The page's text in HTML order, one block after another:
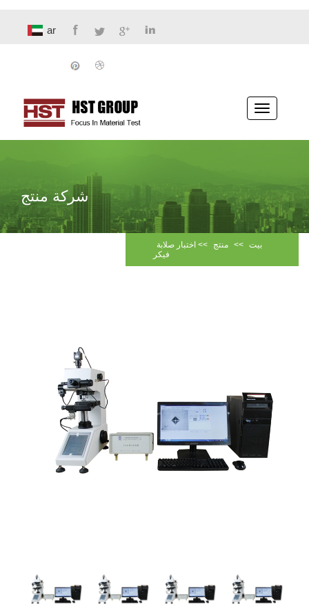
ar
تبديل
الملاحة
شركة منتج
بيت >> منتج >> اختبار صلابة
فيكر